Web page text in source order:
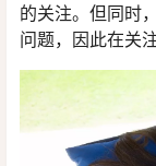
的关注。但同时
问题，因此在关